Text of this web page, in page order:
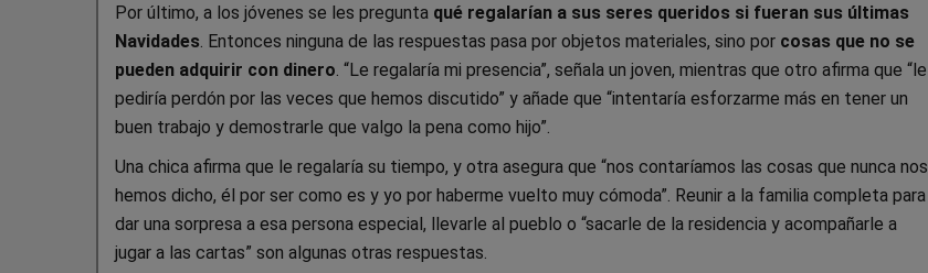
Por último, a los jóvenes se les pregunta qué regalarían a sus seres queridos si fueran sus últimas
Navidades. Entonces ninguna de las respuestas pasa por objetos materiales, sino por cosas que no se
pueden adquirir con dinero. “Le regalaría mi presencia”, señala un joven, mientras que otro afirma que “le
pediría perdón por las veces que hemos discutido” y añade que “intentaría esforzarme más en tener un
buen trabajo y demostrarle que valgo la pena como hijo”.
Una chica afirma que le regalaría su tiempo, y otra asegura que “nos contaríamos las cosas que nunca nos
hemos dicho, él por ser como es y yo por haberme vuelto muy cómoda”. Reunir a la familia completa para
dar una sorpresa a esa persona especial, llevarle al pueblo o “sacarle de la residencia y acompañarle a
jugar a las cartas” son algunas otras respuestas.